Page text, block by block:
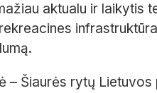
aktualu ir laikytis
– Šiaurės rytų Lietuvos